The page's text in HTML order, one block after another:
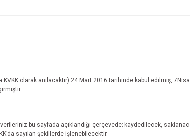
olarak anılacaktır) 24 Mart 2016 tarihinde kabul edilmiş,
verileriniz bu sayfada açıklandığı çerçevede; kaydedilecek,
sayılan şekillerde işlenebilecektir.